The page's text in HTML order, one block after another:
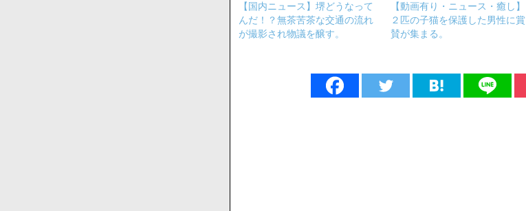
【国内ニュース】堺どうなって
んだ！？無茶苦茶な交通の流れ
が撮影され物議を醸す。
【動画有り・ニュース・癒し】
２匹の子猫を保護した男性に賞
賛が集まる。